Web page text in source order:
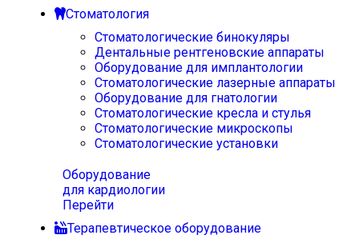
Стоматология
Стоматологические бинокуляры
Дентальные рентгеновские аппараты
Оборудование для имплантологии
Стоматологические лазерные аппараты
Оборудование для гнатологии
Стоматологические кресла и стулья
Стоматологические микроскопы
Стоматологические установки
Оборудование
для кардиологии
Перейти
Терапевтическое оборудование